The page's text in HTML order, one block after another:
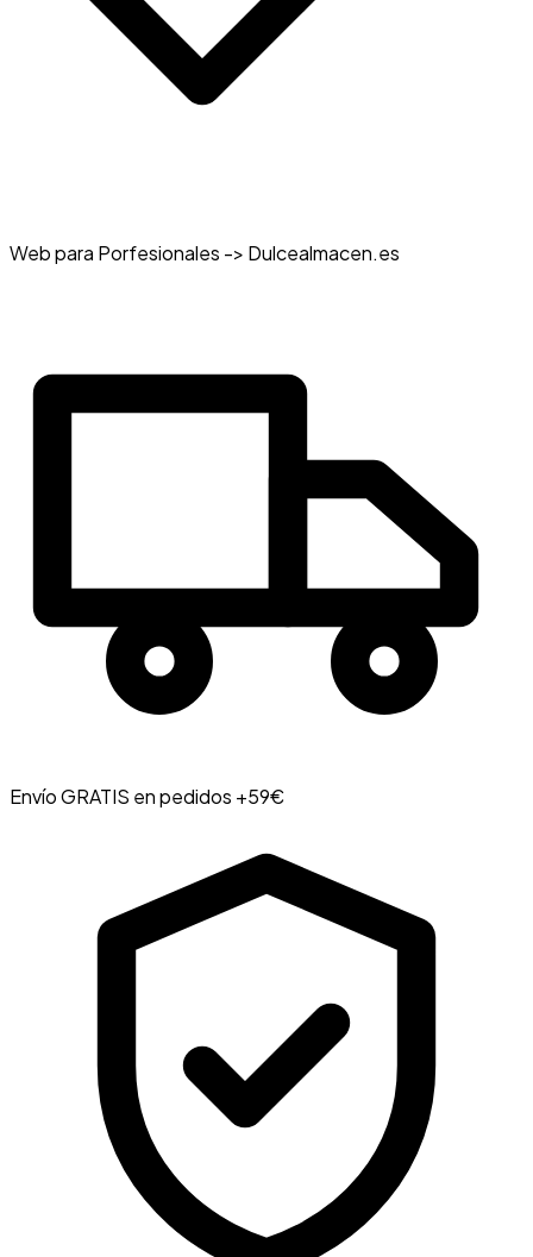
Web para Porfesionales -> Dulcealmacen.es
Envío GRATIS en pedidos +59€